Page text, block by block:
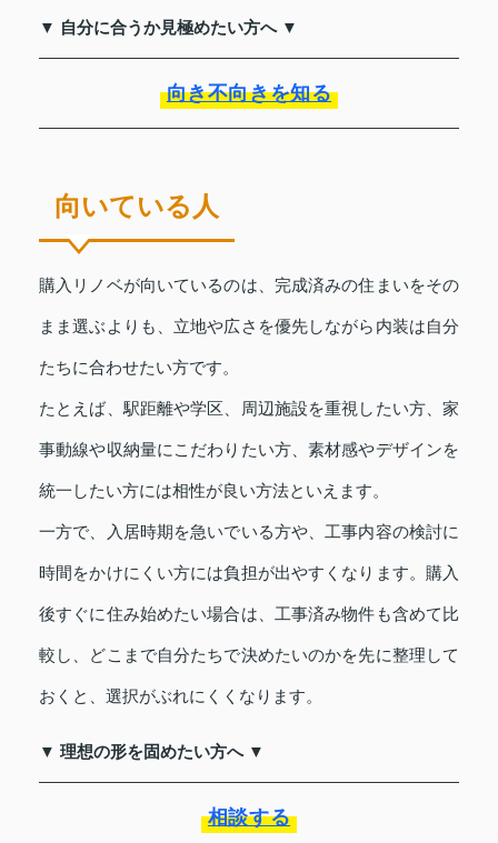
▼ 自分に合うか見極めたい方へ ▼
向き不向きを知る
向いている人
購入リノベが向いているのは、完成済みの住まいをその
まま選ぶよりも、立地や広さを優先しながら内装は自分
たちに合わせたい方です。
たとえば、駅距離や学区、周辺施設を重視したい方、家
事動線や収納量にこだわりたい方、素材感やデザインを
統一したい方には相性が良い方法といえます。
一方で、入居時期を急いでいる方や、工事内容の検討に
時間をかけにくい方には負担が出やすくなります。購入
後すぐに住み始めたい場合は、工事済み物件も含めて比
較し、どこまで自分たちで決めたいのかを先に整理して
おくと、選択がぶれにくくなります。
▼ 理想の形を固めたい方へ ▼
相談する